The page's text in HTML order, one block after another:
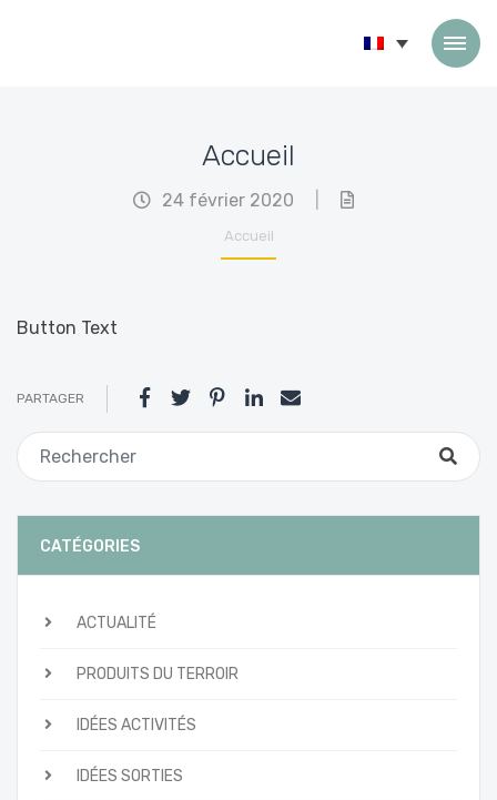
Accueil
24 février 2020
Accueil
Button Text
PARTAGER
CATÉGORIES
ACTUALITÉ
PRODUITS DU TERROIR
IDÉES ACTIVITÉS
IDÉES SORTIES